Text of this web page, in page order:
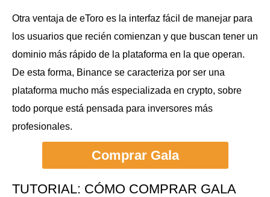
Otra ventaja de eToro es la interfaz fácil de manejar para
los usuarios que recién comienzan y que buscan tener un
dominio más rápido de la plataforma en la que operan.
De esta forma, Binance se caracteriza por ser una
plataforma mucho más especializada en crypto, sobre
todo porque está pensada para inversores más
profesionales.
Comprar Gala
TUTORIAL: CÓMO COMPRAR GALA